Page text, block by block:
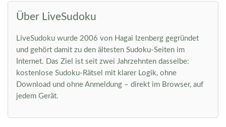
Über LiveSudoku
LiveSudoku wurde 2006 von Hagai Izenberg gegründet
und gehört damit zu den ältesten Sudoku-Seiten im
Internet. Das Ziel ist seit zwei Jahrzehnten dasselbe:
kostenlose Sudoku-Rätsel mit klarer Logik, ohne
Download und ohne Anmeldung – direkt im Browser, auf
jedem Gerät.